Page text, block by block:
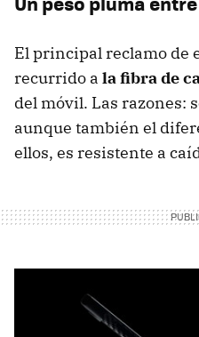
El principal reclamo de
recurrido a la fibra de
del móvil. Las razones:
aunque también el
ellos, es resistente a